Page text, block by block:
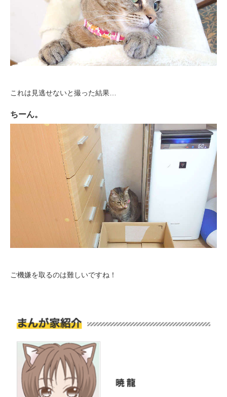
これは見逃せないと撮った結果…
ちーん。
ご機嫌を取るのは難しいですね！
pecodogs
いぬ部をフォロー
pecocats
ねこ部をフォロー
アプリをダウンロードする